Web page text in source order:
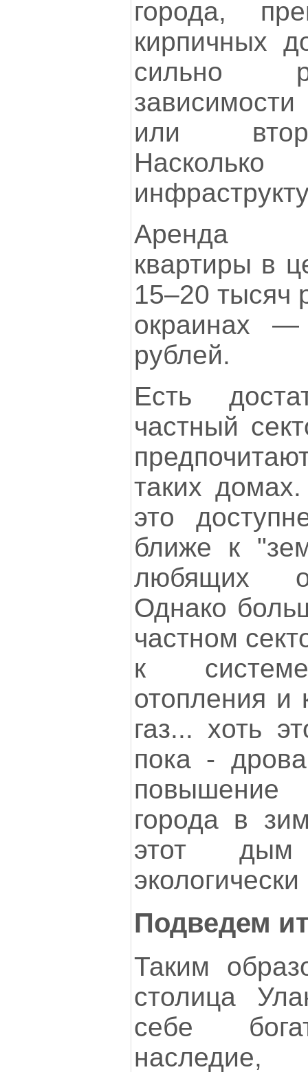
города,
кирпичных
сильно
или
Аренда
квартиры в
15–20 тысяч
окраинах
рублей.
Есть
частный
таких
это
ближе к
любящих
Однако
частном
к
отопления и
газ... хоть
пока -
повышение
города в
этот
Подведем
Таким
столица
себе